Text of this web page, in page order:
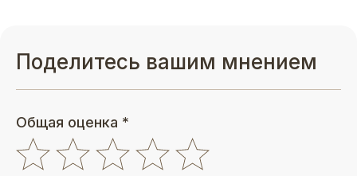
Поделитесь вашим мнением
Общая оценка *